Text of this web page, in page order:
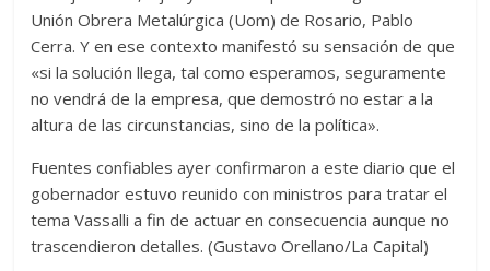
Unión Obrera Metalúrgica (Uom) de Rosario, Pablo
Cerra. Y en ese contexto manifestó su sensación de que
«si la solución llega, tal como esperamos, seguramente
no vendrá de la empresa, que demostró no estar a la
altura de las circunstancias, sino de la política».
Fuentes confiables ayer confirmaron a este diario que el
gobernador estuvo reunido con ministros para tratar el
tema Vassalli a fin de actuar en consecuencia aunque no
trascendieron detalles. (Gustavo Orellano/La Capital)